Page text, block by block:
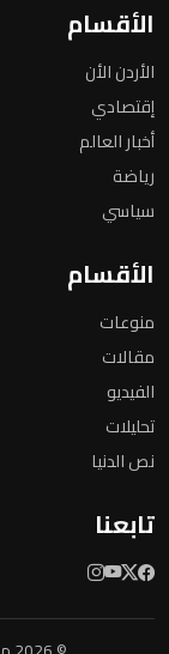
الأقسام
الأردن الأن
إقتصادي
أخبار العالم
رياضة
سياسي
الأقسام
منوعات
مقالات
الفيديو
تحليلات
نص الدنيا
تابعنا